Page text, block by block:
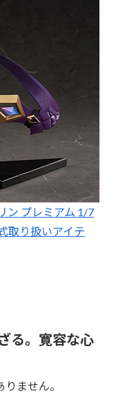
ン プレミアム 1/7
取り扱いアイテ
る。寛容な心
ません。